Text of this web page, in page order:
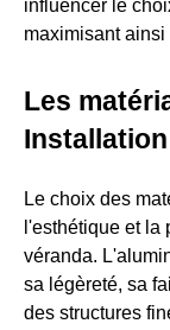
influencer le
maximisant
Les
Le choix des
l'esthétique et la
véranda.
sa légèreté, sa
des structures